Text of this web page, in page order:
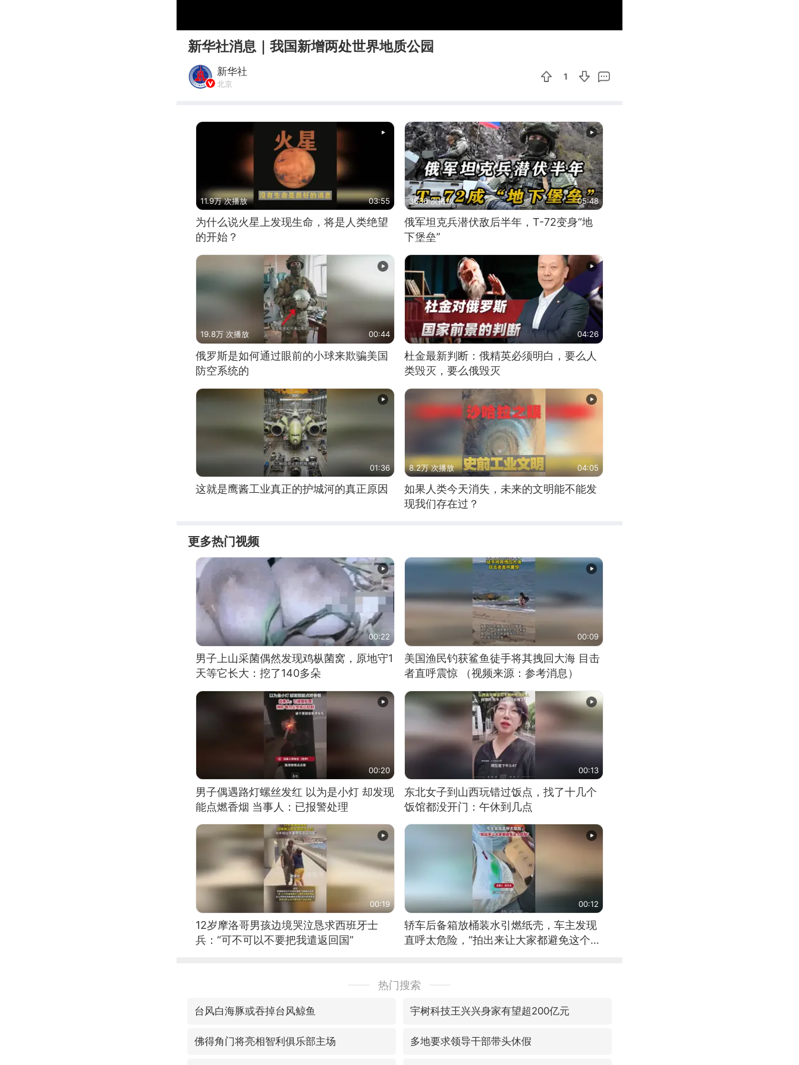
新华社消息｜我国新增两处世界地质公园
新华社
北京
1
11.9万 次播放 03:55
为什么说火星上发现生命，将是人类绝望
的开始？
3636 次播放 05:48
俄军坦克兵潜伏敌后半年，T-72变身“地
下堡垒”
19.8万 次播放 00:44
俄罗斯是如何通过眼前的小球来欺骗美国
防空系统的
04:26
杜金最新判断：俄精英必须明白，要么人
类毁灭，要么俄毁灭
01:36
这就是鹰酱工业真正的护城河的真正原因
8.2万 次播放 04:05
如果人类今天消失，未来的文明能不能发
现我们存在过？
更多热门视频
00:22
男子上山采菌偶然发现鸡枞菌窝，原地守1
天等它长大：挖了140多朵
00:09
美国渔民钓获鲨鱼徒手将其拽回大海 目击
者直呼震惊 （视频来源：参考消息）
00:20
男子偶遇路灯螺丝发红 以为是小灯 却发现
能点燃香烟 当事人：已报警处理
00:13
东北女子到山西玩错过饭点，找了十几个
饭馆都没开门：午休到几点
00:19
12岁摩洛哥男孩边境哭泣恳求西班牙士
兵：“可不可以不要把我遣返回国”
00:12
轿车后备箱放桶装水引燃纸壳，车主发现
直呼太危险，“拍出来让大家都避免这个危
热门搜索
台风白海豚或吞掉台风鲸鱼 宇树科技王兴兴身家有望超200亿元
佛得角门将亮相智利俱乐部主场 多地要求领导干部带头休假